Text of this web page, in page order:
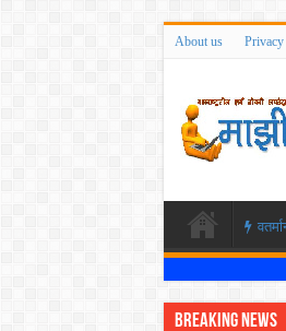
About us
Breaking News